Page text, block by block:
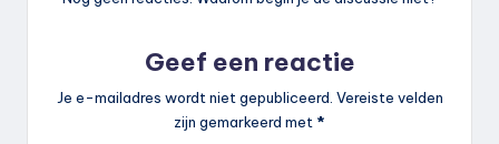
Geef een reactie
Je e-mailadres wordt niet gepubliceerd. Vereiste velden
zijn gemarkeerd met *